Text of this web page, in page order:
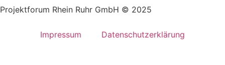
Projektforum Rhein Ruhr GmbH © 2025
Impressum Datenschutzerklärung